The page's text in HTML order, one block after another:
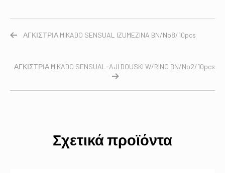
ΑΓΚΙΣΤΡΙΑ MIKADO SENSUAL IZUMEZINA BN/No8/10pcs
ΑΓΚΙΣΤΡΙΑ MIKADO SENSUAL-AJI DOUSKI W/RING BN/No2/10pcs
Σχετικά προϊόντα